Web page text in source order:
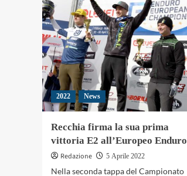
Civezzano
brilla
a
Passignano
2022 News
Recchia firma la sua prima
vittoria E2 all’Europeo Enduro
Redazione 5 Aprile 2022
Nella seconda tappa del Campionato